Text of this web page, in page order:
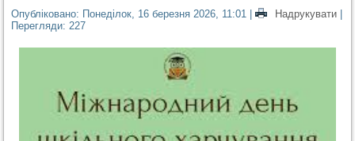
Опубліковано: Понеділок, 16 березня 2026, 11:01 | Надрукувати
Перегляди: 227